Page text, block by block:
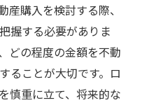
購入を検討する際、
握する必要がありま
どの程度の金額を不動
ることが大切です。ロ
慎重に立て、将来的な